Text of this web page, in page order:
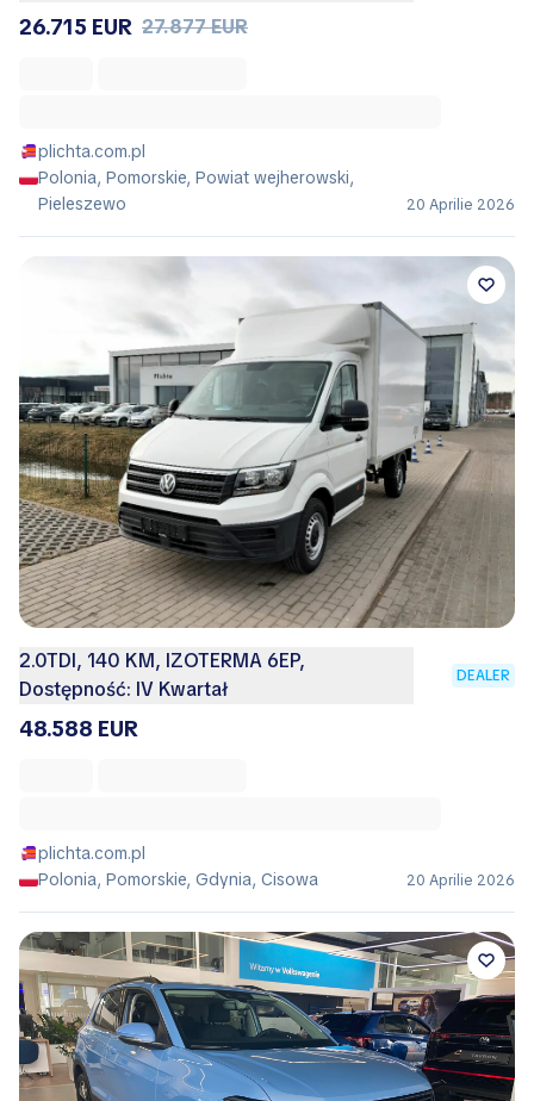
26.715 EUR 27.877 EUR
plichta.com.pl
Polonia, Pomorskie, Powiat wejherowski,
Pieleszewo
20 Aprilie 2026
2.0TDI, 140 KM, IZOTERMA 6EP,
Dostępność: IV Kwartał
DEALER
48.588 EUR
plichta.com.pl
Polonia, Pomorskie, Gdynia, Cisowa
20 Aprilie 2026